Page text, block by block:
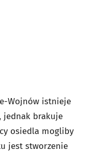
Wojnów istnieje
jednak brakuje
osiedla mogliby
jest stworzenie